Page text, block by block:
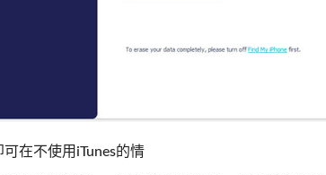
在不使用iTunes的情